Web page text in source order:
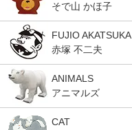
そで山 かほ子
FUJIO AKATSUKA
赤塚 不二夫
ANIMALS
アニマルズ
CAT